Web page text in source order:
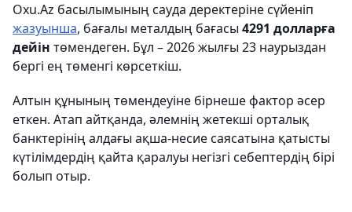
Oxu.Az басылымының сауда деректеріне сүйеніп
жазуынша, бағалы металдың бағасы 4291 долларға
дейін төмендеген. Бұл – 2026 жылғы 23 наурыздан
бергі ең төменгі көрсеткіш.
Алтын құнының төмендеуіне бірнеше фактор әсер
еткен. Атап айтқанда, әлемнің жетекші орталық
банктерінің алдағы ақша-несие саясатына қатысты
күтілімдердің қайта қаралуы негізгі себептердің бірі
болып отыр.